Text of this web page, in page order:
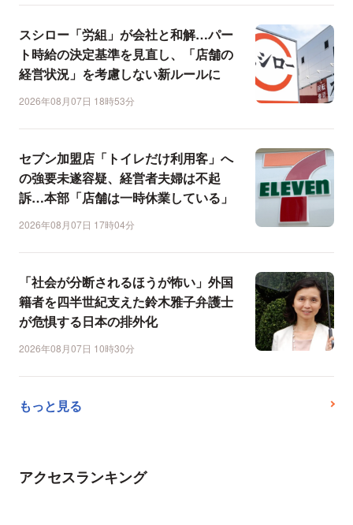
スシロー「労組」が会社と和解…パー
ト時給の決定基準を見直し、「店舗の
経営状況」を考慮しない新ルールに
2026年08月07日 18時53分
セブン加盟店「トイレだけ利用客」へ
の強要未遂容疑、経営者夫婦は不起
訴…本部「店舗は一時休業している」
2026年08月07日 17時04分
「社会が分断されるほうが怖い」外国
籍者を四半世紀支えた鈴木雅子弁護士
が危惧する日本の排外化
2026年08月07日 10時30分
もっと見る
アクセスランキング